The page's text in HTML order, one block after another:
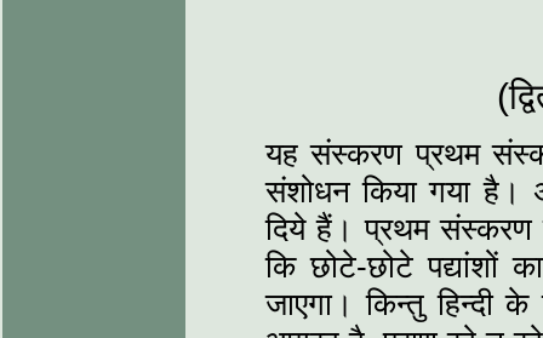
यह संस्करण प्रथम
संशोधन किया गया है।
दिये हैं। प्रथम संस्करण
कि छोटे-छोटे पद्यांशों
जाएगा। किन्तु